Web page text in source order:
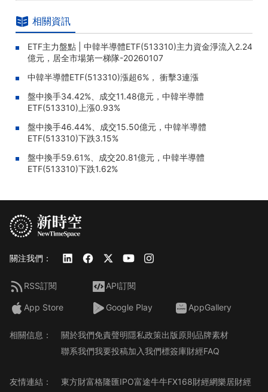
相關資訊
ETF主力盤點 | 中韓半導體ETF(513310)主力資金淨流入2.24
億元，居全市場第一梯隊-20260107
中韓半導體ETF(513310)漲超6%， 衝擊3連漲
盤中換手34.42%、成交11.48億元，中韓半導體
ETF(513310)上漲0.93%
盤中換手46.44%、成交15.50億元，中韓半導體
ETF(513310)下跌3.15%
盤中換手59.61%、成交20.81億元，中韓半導體
ETF(513310)下跌1.62%
關注我們：
RSS訂閱 API訂閱
App Store Google Play AppGallery
相關信息： 關於我們免責聲明隱私政策出版原則品牌素材
聯系我們我要投稿加入我們標簽庫財經FAQ
友情連結： 東方財富格隆匯IPO富途牛牛FX168財經網樂居財經